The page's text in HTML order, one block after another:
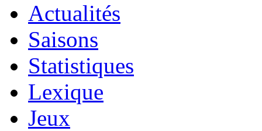
Actualités
Saisons
Statistiques
Lexique
Jeux